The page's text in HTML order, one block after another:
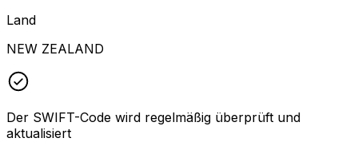
Land
NEW ZEALAND
Der SWIFT-Code wird regelmäßig überprüft und
aktualisiert